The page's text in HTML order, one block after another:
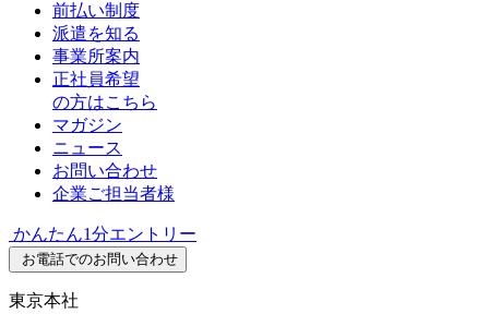
前払い制度
派遣を知る
事業所案内
正社員希望
の方はこちら
マガジン
ニュース
お問い合わせ
企業ご担当者様
かんたん1分エントリー
お電話でのお問い合わせ
東京本社